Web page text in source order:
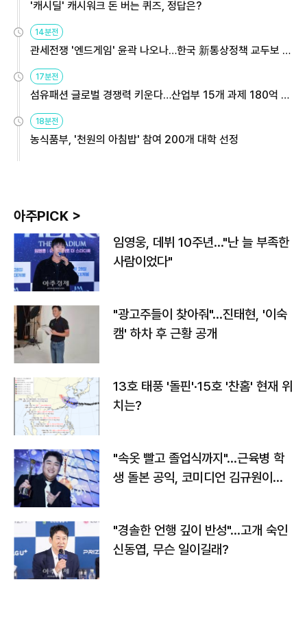
'캐시딜' 캐시워크 돈 버는 퀴즈, 정답은?
14분전
관세전쟁 '엔드게임' 윤곽 나오나…한국 新통상정책 교두보 활
용해야
17분전
섬유패션 글로벌 경쟁력 키운다…산업부 15개 과제 180억 지
원
18분전
농식품부, '천원의 아침밥' 참여 200개 대학 선정
아주PICK >
임영웅, 데뷔 10주년…"난 늘 부족한
사람이었다"
"광고주들이 찾아줘"…진태현, '이숙
캠' 하차 후 근황 공개
13호 태풍 '돌핀'·15호 '찬홈' 현재 위
치는?
"속옷 빨고 졸업식까지"…근육병 학
생 돌본 공익, 코미디언 김규원이었
"경솔한 언행 깊이 반성"…고개 숙인
신동엽, 무슨 일이길래?